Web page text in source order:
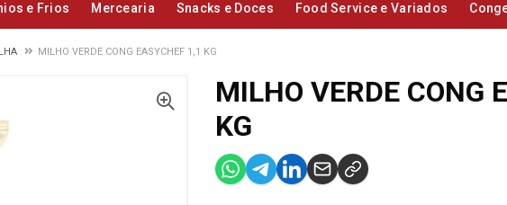
e Frios Mercearia Snacks e Doces Food Service e Variados
MILHO VERDE CONG EASYCHEF 1,1 KG
MILHO VERDE CONG
KG